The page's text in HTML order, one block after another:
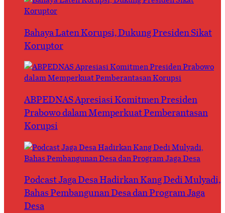
Bahaya Laten Korupsi, Dukung Presiden Sikat
Koruptor
ABPEDNAS Apresiasi Komitmen Presiden
Prabowo dalam Memperkuat Pemberantasan
Korupsi
Podcast Jaga Desa Hadirkan Kang Dedi Mulyadi,
Bahas Pembangunan Desa dan Program Jaga
Desa